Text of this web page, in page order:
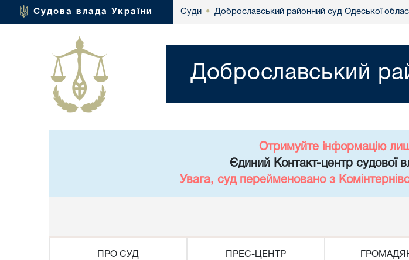
Судова влада України Суди • Доброславський районний суд Одеської
Доброславський
Отримуйте інформацію
Єдиний Контакт-центр судової
Увага, суд перейменовано з
ПРО СУД ПРЕС-ЦЕНТР